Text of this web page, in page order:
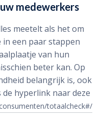
medewerkers
meetelt als het om
in een paar stappen
van hun
beter kan. Op
belangrijk is, ook
hyperlink naar deze
totaalcheck#/